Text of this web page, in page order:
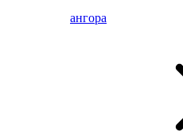
ангора